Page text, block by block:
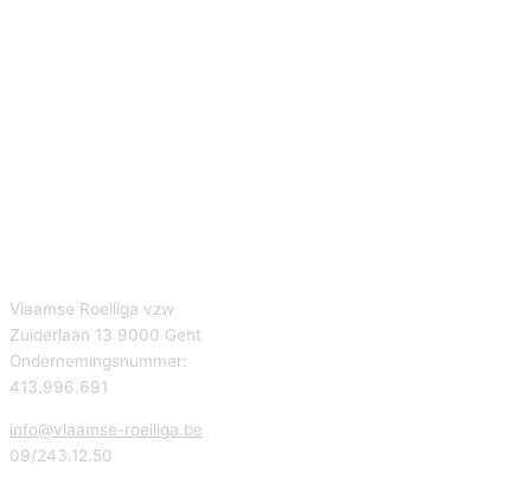
Vlaamse Roeiliga vzw
Zuiderlaan 13 9000 Gent
Ondernemingsnummer:
413.996.691
info@vlaamse-roeiliga.be
09/243.12.50